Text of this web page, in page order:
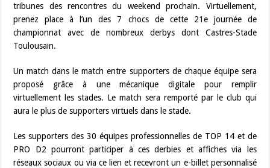
tribunes des rencontres du weekend prochain. Virtuellement,
prenez place à l’un des 7 chocs de cette 21e journée de
championnat avec de nombreux derbys dont Castres-Stade
Toulousain.
Un match dans le match entre supporters de chaque équipe sera
proposé grâce à une mécanique digitale pour remplir
virtuellement les stades. Le match sera remporté par le club qui
aura le plus de supporters virtuels dans le stade.
Les supporters des 30 équipes professionnelles de TOP 14 et de
PRO D2 pourront participer à ces derbies et affiches via les
réseaux sociaux ou via ce lien et recevront un e-billet personnalisé